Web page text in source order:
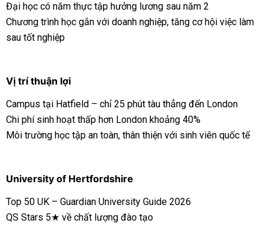
Đại học có năm thực tập hưởng lương sau năm 2
Chương trình học gắn với doanh nghiệp, tăng cơ hội việc làm
sau tốt nghiệp
Vị trí thuận lợi
Campus tại Hatfield – chỉ 25 phút tàu thẳng đến London
Chi phí sinh hoạt thấp hơn London khoảng 40%
Môi trường học tập an toàn, thân thiện với sinh viên quốc tế
University of Hertfordshire
Top 50 UK – Guardian University Guide 2026
QS Stars 5★ về chất lượng đào tạo